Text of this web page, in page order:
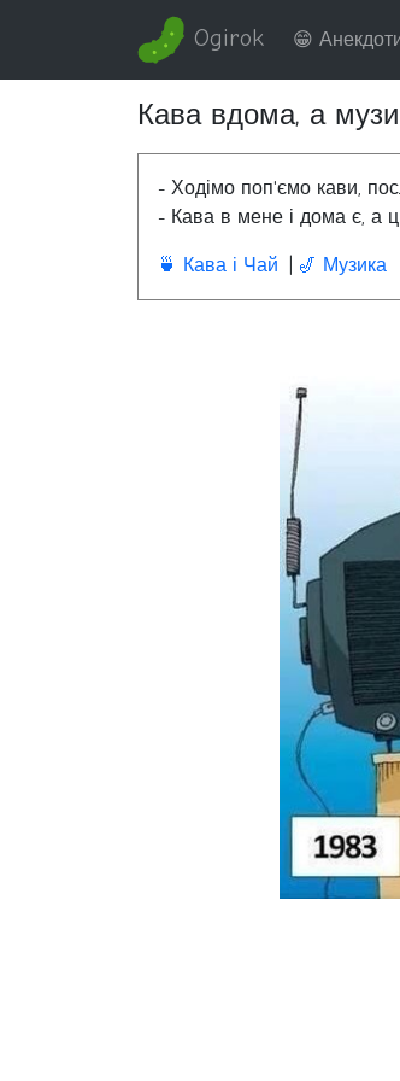
Ogirok 😁
Кава вдома, а
- Ходімо поп'ємо кави,
- Кава в мене і дома є, а
🍵 Кава і Чай 🎷 Музика